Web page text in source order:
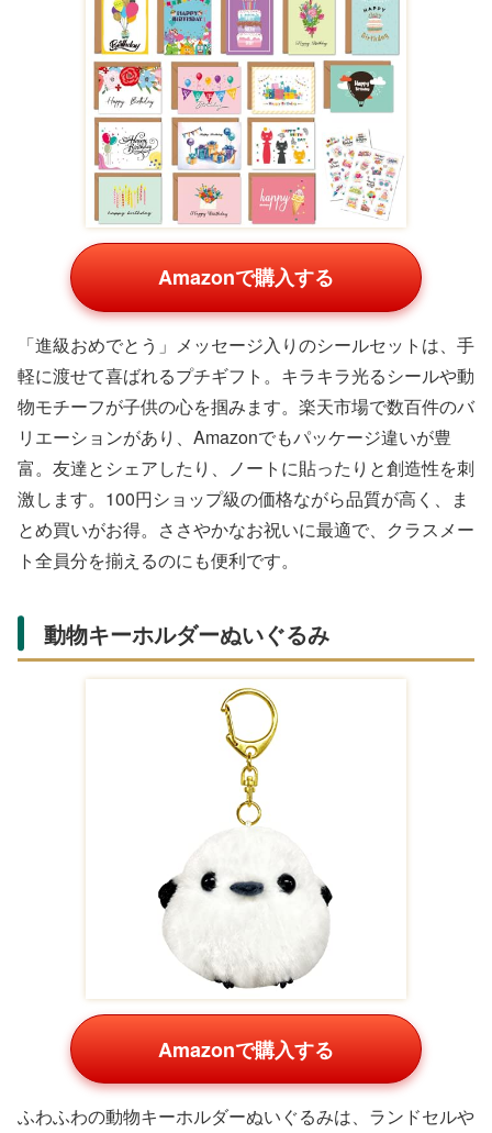
Amazonで購入する
「進級おめでとう」メッセージ入りのシールセットは、手
軽に渡せて喜ばれるプチギフト。キラキラ光るシールや動
物モチーフが子供の心を掴みます。楽天市場で数百件のバ
リエーションがあり、Amazonでもパッケージ違いが豊
富。友達とシェアしたり、ノートに貼ったりと創造性を刺
激します。100円ショップ級の価格ながら品質が高く、ま
とめ買いがお得。ささやかなお祝いに最適で、クラスメー
ト全員分を揃えるのにも便利です。
動物キーホルダーぬいぐるみ
Amazonで購入する
ふわふわの動物キーホルダーぬいぐるみは、ランドセルや